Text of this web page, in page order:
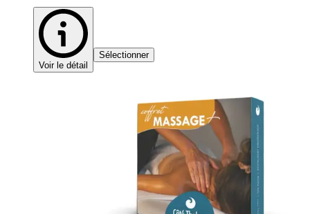
Voir le détail
Sélectionner